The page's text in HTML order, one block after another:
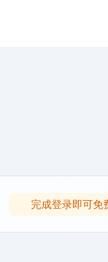
完成登录即可免